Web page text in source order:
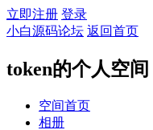
立即注册 登录
小白源码论坛 返回首页
token的个人空间
空间首页
相册